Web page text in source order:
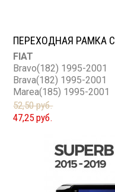
ПЕРЕХОДНАЯ РАМКА
FIAT
Bravo(182) 1995-2001
Brava(182) 1995-2001
Marea(185) 1995-2001
52,50 руб.
47,25 руб.